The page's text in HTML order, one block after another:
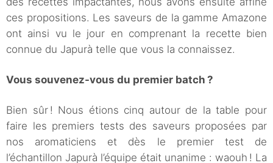
ces propositions. Les saveurs de la gamme Amazone
ont ainsi vu le jour en comprenant la recette bien
connue du Japurà telle que vous la connaissez.
Vous souvenez-vous du premier batch ?
Bien sûr ! Nous étions cinq autour de la table pour
faire les premiers tests des saveurs proposées par
nos aromaticiens et dès le premier test de
l’échantillon Japurà l’équipe était unanime : waouh ! La